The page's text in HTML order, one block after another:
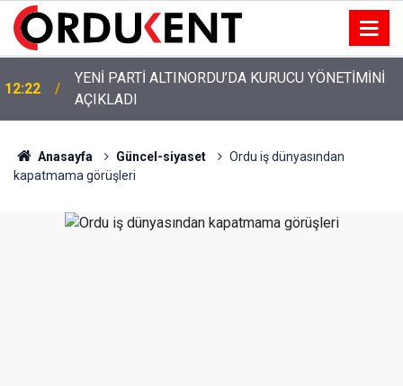
12:22
YENİ PARTİ ALTINORDU’DA KURUCU YÖNETİMİNİ
AÇIKLADI
Anasayfa Güncel-siyaset
Ordu iş dünyasından
kapatmama görüşleri